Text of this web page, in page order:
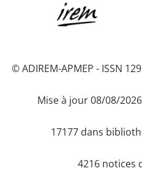
© ADIREM-APMEP - ISSN
Mise à jour 08/08/
17177 dans
4216 notices